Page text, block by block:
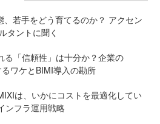
、若手をどう育てるのか？ アクセン
タントに聞く
る「信頼性」は十分か？企業の
ワケとBIMI導入の勘所
は、いかにコストを最適化してい
ンフラ運用戦略